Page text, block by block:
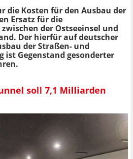
die Kosten für den Ausbau der
Ersatz für die
der Ostseeinsel und
Der hierfür auf deutscher
der Straßen- und
ist Gegenstand gesonderter
soll 7,1 Milliarden